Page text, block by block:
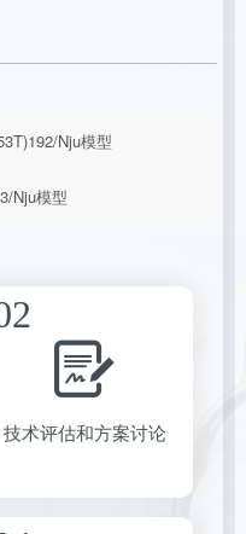
Nju模型
Nju模型
技术评估和方案讨论